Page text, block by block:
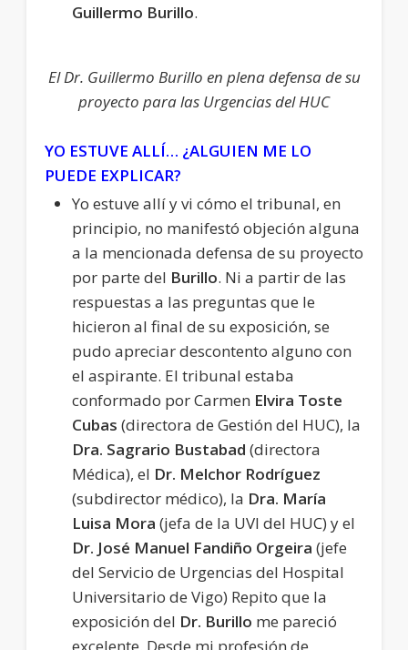
Guillermo Burillo.
El Dr. Guillermo Burillo en plena defensa de su
proyecto para las Urgencias del HUC
YO ESTUVE ALLÍ… ¿ALGUIEN ME LO
PUEDE EXPLICAR?
Yo estuve allí y vi cómo el tribunal, en
principio, no manifestó objeción alguna
a la mencionada defensa de su proyecto
por parte del Burillo. Ni a partir de las
respuestas a las preguntas que le
hicieron al final de su exposición, se
pudo apreciar descontento alguno con
el aspirante. El tribunal estaba
conformado por Carmen Elvira Toste
Cubas (directora de Gestión del HUC), la
Dra. Sagrario Bustabad (directora
Médica), el Dr. Melchor Rodríguez
(subdirector médico), la Dra. María
Luisa Mora (jefa de la UVI del HUC) y el
Dr. José Manuel Fandiño Orgeira (jefe
del Servicio de Urgencias del Hospital
Universitario de Vigo) Repito que la
exposición del Dr. Burillo me pareció
excelente. Desde mi profesión de